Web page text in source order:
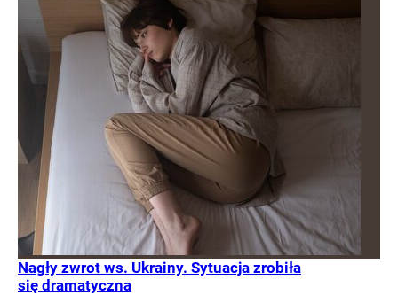
Nagły zwrot ws. Ukrainy. Sytuacja zrobiła
się dramatyczna